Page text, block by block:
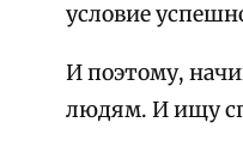
условие
И поэтому,
людям. И ищу